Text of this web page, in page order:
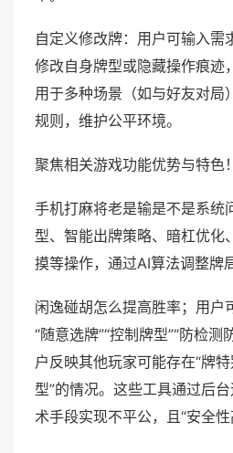
自定义修改牌：用户可输入需
修改自身牌型或隐藏操作痕迹
用于多种场景（如与好友对局
规则，维护公平环境。
聚焦相关游戏功能优势与特色！
手机打麻将老是输是不是系统
型、智能出牌策略、暗杠优化
摸等操作，通过AI算法调整牌
闲逸碰胡怎么提高胜率；用户
“随意选牌”“控制牌型”“防检测
户反映其他玩家可能存在“牌
型”的情况。这些工具通过后
术手段实现不平公，且“安全性